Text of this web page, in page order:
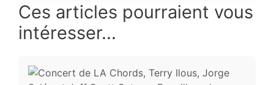
Ces articles pourraient vous
intéresser...